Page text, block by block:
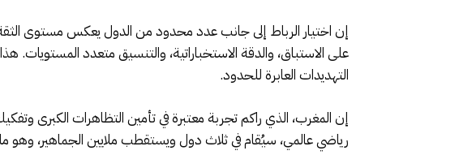
إن اختيار الرباط إلى جانب عدد محدود من الدول يعكس مستوى الثقة
على الاستباق، والدقة الاستخباراتية، والتنسيق متعدد المستويات.
التهديدات العابرة للحدود.
إن المغرب، الذي راكم تجربة معتبرة في تأمين التظاهرات الكبرى
رياضي عالمي، سيُقام في ثلاث دول ويستقطب ملايين الجماهير، وهو ما